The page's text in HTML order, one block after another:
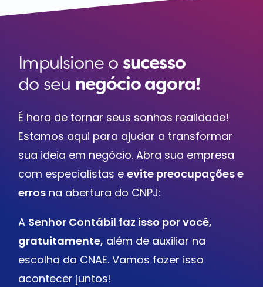
Impulsione o sucesso
do seu negócio agora!
É hora de tornar seus sonhos realidade!
Estamos aqui para ajudar a transformar
sua ideia em negócio. Abra sua empresa
com especialistas eevite preocupações e
erros na abertura do CNPJ:
A Senhor Contábil faz isso por você,
gratuitamente, além de auxiliar na
escolha da CNAE. Vamos fazer isso
acontecer juntos!